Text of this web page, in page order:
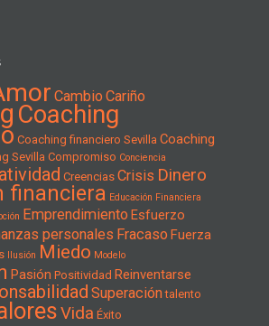
Cambio Cariño
Coaching
Coaching financiero Sevilla Coaching
Sevilla Compromiso Conciencia
Creencias Crisis Dinero
financiera Educación Financiera
Emprendimiento Esfuerzo
personales Fracaso Fuerza
Ilusión Miedo Modelo
Pasión Positividad Reinventarse
Superación talento
Vida Éxito